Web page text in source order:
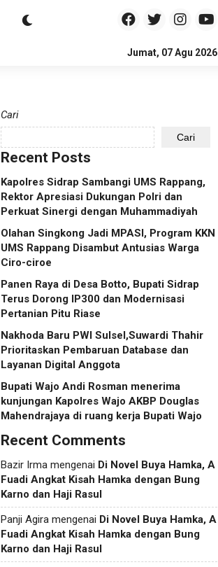
Jumat, 07 Agu 2026
Cari
Cari
Recent Posts
Kapolres Sidrap Sambangi UMS Rappang,
Rektor Apresiasi Dukungan Polri dan
Perkuat Sinergi dengan Muhammadiyah
Olahan Singkong Jadi MPASI, Program KKN
UMS Rappang Disambut Antusias Warga
Ciro-ciroe
Panen Raya di Desa Botto, Bupati Sidrap
Terus Dorong IP300 dan Modernisasi
Pertanian Pitu Riase
Nakhoda Baru PWI Sulsel,Suwardi Thahir
Prioritaskan Pembaruan Database dan
Layanan Digital Anggota
Bupati Wajo Andi Rosman menerima
kunjungan Kapolres Wajo AKBP Douglas
Mahendrajaya di ruang kerja Bupati Wajo
Recent Comments
Bazir Irma mengenai Di Novel Buya Hamka, A
Fuadi Angkat Kisah Hamka dengan Bung
Karno dan Haji Rasul
Panji Agira mengenai Di Novel Buya Hamka, A
Fuadi Angkat Kisah Hamka dengan Bung
Karno dan Haji Rasul